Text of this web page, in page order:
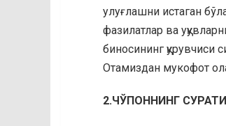
улуғлашни истаган
фазилатлар ва
биносининг
Отамиздан мукофот
2.ЧЎПОННИНГ СУРАТИ